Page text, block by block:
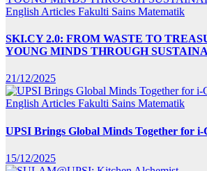
English Articles Fakulti Sains Matematik
SKI.CY 2.0: FROM WASTE TO
YOUNG MINDS THROUGH
21/12/2025
English Articles Fakulti Sains Matematik
UPSI Brings Global Minds Together for i-
15/12/2025